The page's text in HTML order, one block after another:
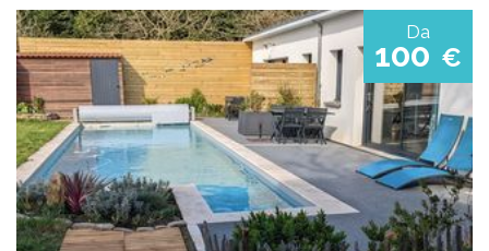
Da
100 €